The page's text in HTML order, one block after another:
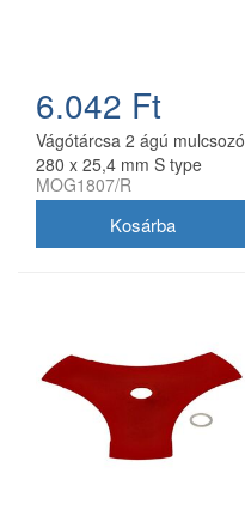
6.042 Ft
Vágótárcsa 2 ágú mulcsozó
280 x 25,4 mm S type
utángyártott
MOG1807/R